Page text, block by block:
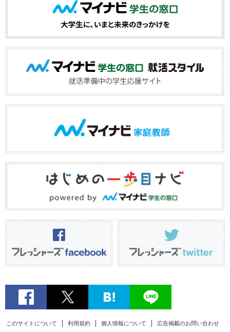
このサイトについて 利用規約 個人情報について 広告掲載のお問い合わせ